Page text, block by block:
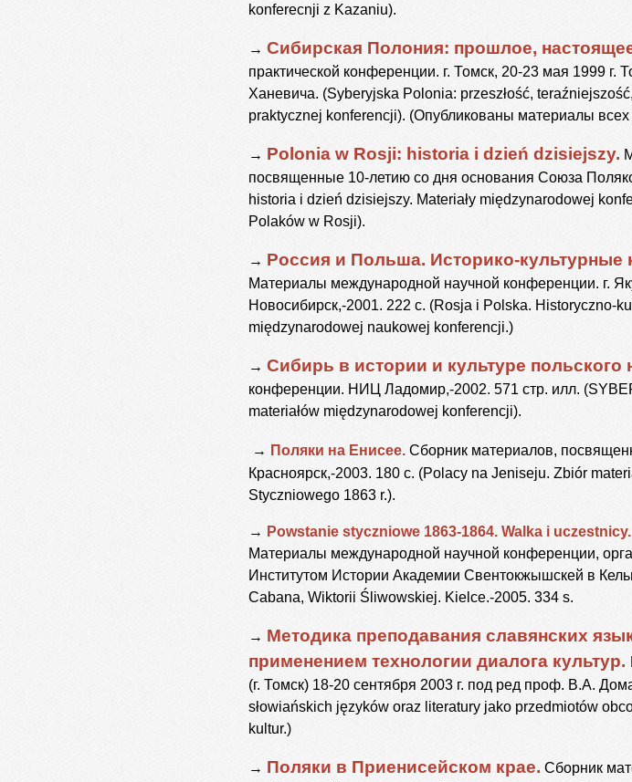
konferecnji z Kazaniu).
→ Сибирская Полония: прошлое,
практической конференции. г. Томск, 20-23 мая 1999 г.
Ханевича. (Syberyjska Polonia: przeszłość,
praktycznej konferencji). (Опубликованы материалы всех
→ Polonia w Rosji: historia i dzień dzisiejszy.
посвященные 10-летию со дня основания Союза
historia i dzień dzisiejszy. Materiały międzynarodowej
Polaków w Rosji).
→ Россия и Польша. Историко-
Материалы международной научной конференции. г.
Новосибирск,-2001. 222 с. (Rosja i Polska. Historyczno-
międzynarodowej naukowej konferencji.)
→ Сибирь в истории и культуре польского
конференции. НИЦ Ладомир,-2002. 571 стр. илл.
materiałów międzynarodowej konferencji).
→ Поляки на Енисее. Сборник материалов,
Красноярск,-2003. 180 с. (Polacy na Jeniseju. Zbiór
Styczniowego 1863 r.).
→ Powstanie styczniowe 1863-1864. Walka i
Материалы международной научной конференции,
Институтом Истории Академии Свентокжышскей в
Cabana, Wiktorii Śliwowskiej. Kielce.-2005. 334 s.
→ Методика преподавания славянских
применением технологии диалога культур.
(г. Томск) 18-20 сентября 2003 г. под ред проф. В.А.
słowiańskich języków oraz literatury jako przedmiotów
kultur.)
→ Поляки в Приенисейском крае. Сборник